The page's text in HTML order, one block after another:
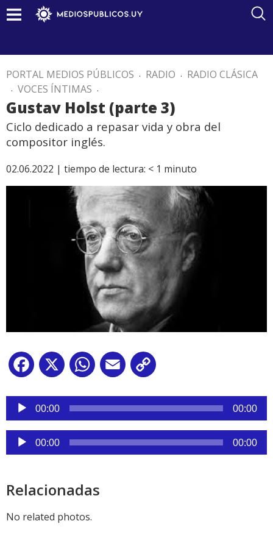
PORTAL MEDIOS PÚBLICOS . RADIO . RADIO CLÁSICA
. VOCES ÍNTIMAS .
Gustav Holst (parte 3)
Ciclo dedicado a repasar vida y obra del
compositor inglés.
02.06.2022 | tiempo de lectura: < 1 minuto
Facebook
X WhatsApp
Email
Reproductor
audio
00:00 00:00
Reproductor
de
00:00 00:00
Relacionadas
No related photos.